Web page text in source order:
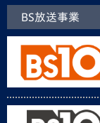
BS放送事業